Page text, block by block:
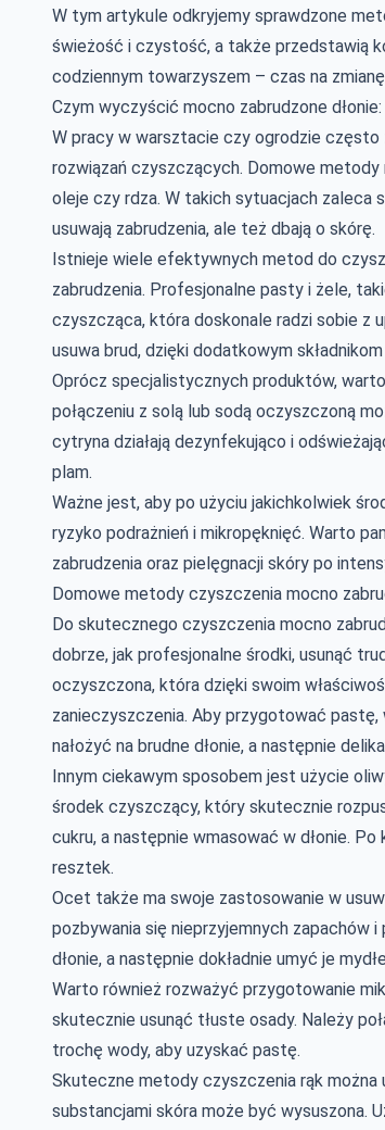
W tym artykule odkryjemy sprawdzone
świeżość i czystość, a także przedstawią
codziennym towarzyszem – czas na
Czym wyczyścić mocno zabrudzone
W pracy w warsztacie czy ogrodzie często
rozwiązań czyszczących. Domowe
oleje czy rdza. W takich sytuacjach
usuwają zabrudzenia, ale też dbają o skórę.
Istnieje wiele efektywnych metod do
zabrudzenia. Profesjonalne pasty i żele,
czyszcząca, która doskonale radzi sobie z
usuwa brud, dzięki dodatkowym
Oprócz specjalistycznych produktów,
połączeniu z solą lub sodą oczyszczoną
cytryna działają dezynfekująco i
plam.
Ważne jest, aby po użyciu jakichkolwiek
ryzyko podrażnień i mikropęknięć. Warto
zabrudzenia oraz pielęgnacji skóry po
Domowe metody czyszczenia mocno
Do skutecznego czyszczenia mocno
dobrze, jak profesjonalne środki, usunąć
oczyszczona, która dzięki swoim
zanieczyszczenia. Aby przygotować
nałożyć na brudne dłonie, a następnie
Innym ciekawym sposobem jest użycie
środek czyszczący, który skutecznie
cukru, a następnie wmasować w dłonie.
resztek.
Ocet także ma swoje zastosowanie w
pozbywania się nieprzyjemnych zapachów
dłonie, a następnie dokładnie umyć je
Warto również rozważyć przygotowanie
skutecznie usunąć tłuste osady. Należy
trochę wody, aby uzyskać pastę.
Skuteczne metody czyszczenia rąk można
substancjami skóra może być wysuszona.